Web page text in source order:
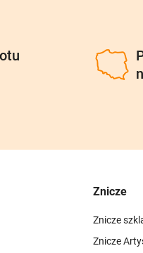
Znicze
Znicze
Znicze